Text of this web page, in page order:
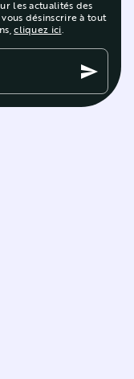
les actualités des
désinscrire à tout
cliquez ici.
send